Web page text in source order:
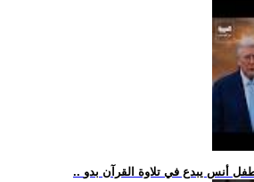
أنس يبدع في تلاوة القرآن بدو